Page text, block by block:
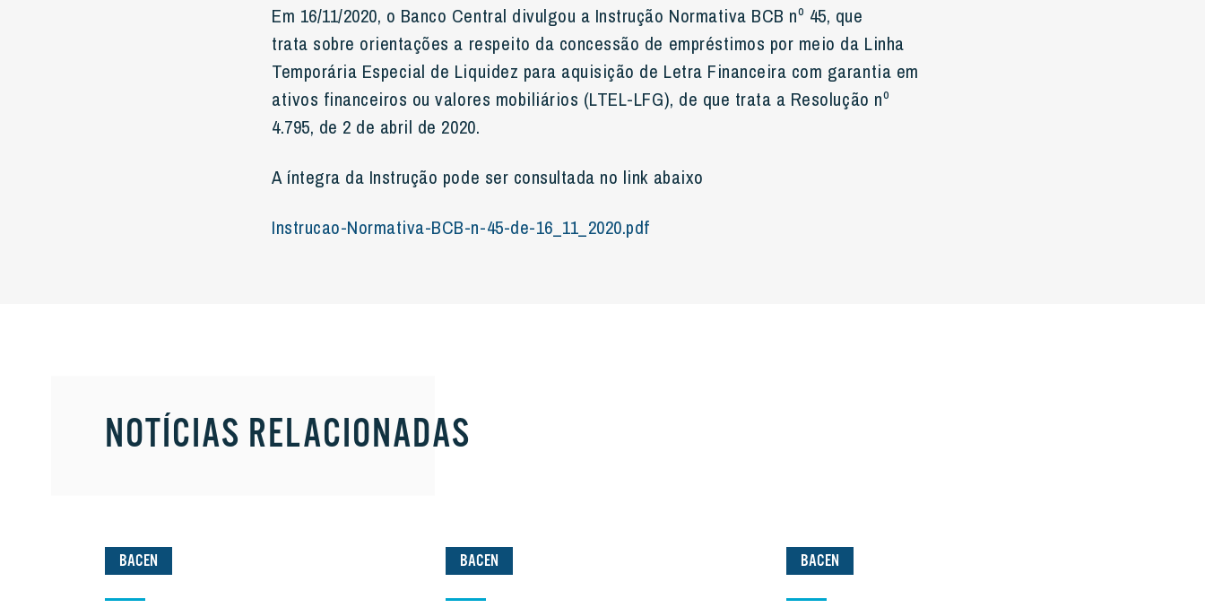
Em 16/11/2020, o Banco Central divulgou a Instrução Normativa BCB nº 45, que
trata sobre orientações a respeito da concessão de empréstimos por meio da Linha
Temporária Especial de Liquidez para aquisição de Letra Financeira com garantia em
ativos financeiros ou valores mobiliários (LTEL-LFG), de que trata a Resolução nº
4.795, de 2 de abril de 2020.
A íntegra da Instrução pode ser consultada no link abaixo
Instrucao-Normativa-BCB-n-45-de-16_11_2020.pdf
NOTÍCIAS RELACIONADAS
BACEN BACEN BACEN